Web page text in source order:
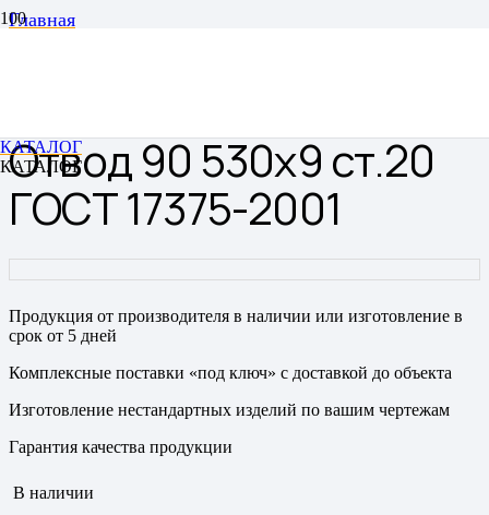
КАТАЛОГ
КАТАЛОГ
Главная
Отвод 90 530х9 ст.20
ГОСТ 17375-2001
Продукция от производителя в наличии или изготовление в
срок от 5 дней
Комплексные поставки «под ключ» с доставкой до объекта
Изготовление нестандартных изделий по вашим чертежам
Гарантия качества продукции
В наличии